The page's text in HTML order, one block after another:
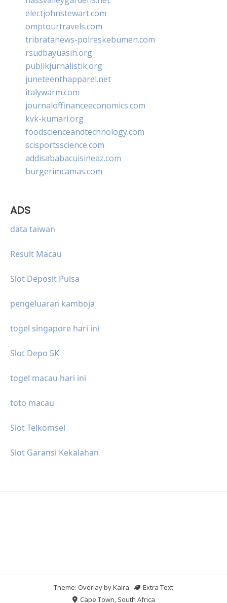
electjohnstewart.com
omptourtravels.com
tribratanews-polreskebumen.com
rsudbayuasih.org
publikjurnalistik.org
juneteenthapparel.net
italywarm.com
journaloffinanceeconomics.com
kvk-kumari.org
foodscienceandtechnology.com
scisportsscience.com
addisababacuisineaz.com
burgerimcamas.com
ADS
data taiwan
Result Macau
Slot Deposit Pulsa
pengeluaran kamboja
togel singapore hari ini
Slot Depo 5K
togel macau hari ini
toto macau
Slot Telkomsel
Slot Garansi Kekalahan
Theme: Overlay byKaira.
Extra Text
Cape Town, South Africa